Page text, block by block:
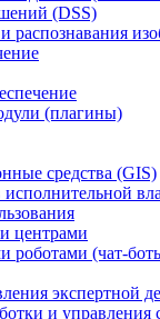
(DSS)
распознавания
(плагины)
средства (GIS)
центрами
роботами (чат-
экспертной
и